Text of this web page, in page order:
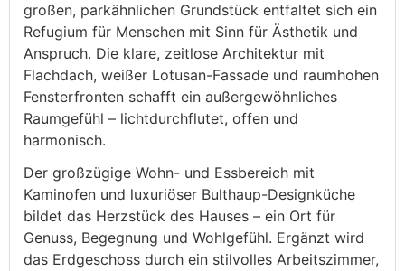
großen, parkähnlichen Grundstück entfaltet sich ein
Refugium für Menschen mit Sinn für Ästhetik und
Anspruch. Die klare, zeitlose Architektur mit
Flachdach, weißer Lotusan-Fassade und raumhohen
Fensterfronten schafft ein außergewöhnliches
Raumgefühl – lichtdurchflutet, offen und
harmonisch.
Der großzügige Wohn- und Essbereich mit
Kaminofen und luxuriöser Bulthaup-Designküche
bildet das Herzstück des Hauses – ein Ort für
Genuss, Begegnung und Wohlgefühl. Ergänzt wird
das Erdgeschoss durch ein stilvolles Arbeitszimmer,